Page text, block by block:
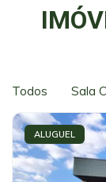
Todos Sala
ALUGUEL